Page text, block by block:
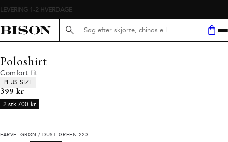
LEVERING 1-2 HVERDAGE
Søg her...
Poloshirt
Comfort fit
Produkt egenskaber
PLUS SIZE
I alt (inkl. rabat)
399 kr
2 stk 700 kr
FARVE: GRØN / DUST GREEN 223